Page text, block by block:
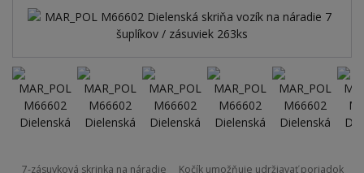
7-zásuvková skrinka na náradie Kočík umožňuje udržiavať poriadok